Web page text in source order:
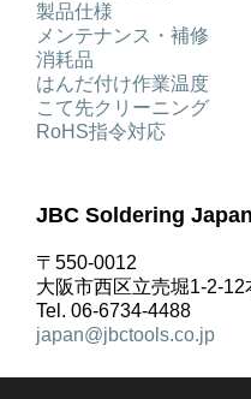
製品仕様
メンテナンス・補修
消耗品
はんだ付け作業温度
こて先クリーニング
RoHS指令対応
JBC Soldering
〒550-0012
大阪市西区立売堀1-2-
Tel. 06-6734-4488
japan@jbctools.co.jp